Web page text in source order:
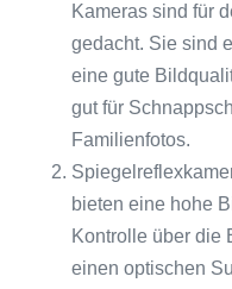
Kameras sind für
gedacht. Sie sind
eine gute
gut für
Familienfotos.
bieten eine hohe
Kontrolle über die
einen optischen